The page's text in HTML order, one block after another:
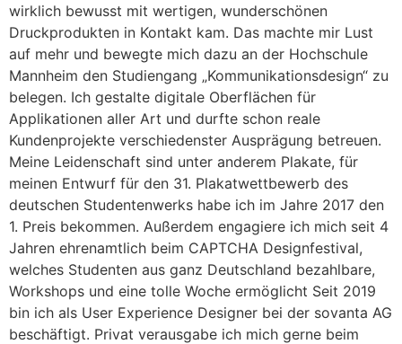
wirklich bewusst mit wertigen, wunderschönen
Druckprodukten in Kontakt kam. Das machte mir Lust
auf mehr und bewegte mich dazu an der Hochschule
Mannheim den Studiengang „Kommunikationsdesign“ zu
belegen. Ich gestalte digitale Oberflächen für
Applikationen aller Art und durfte schon reale
Kundenprojekte verschiedenster Ausprägung betreuen.
Meine Leidenschaft sind unter anderem Plakate, für
meinen Entwurf für den 31. Plakatwettbewerb des
deutschen Studentenwerks habe ich im Jahre 2017 den
1. Preis bekommen. Außerdem engagiere ich mich seit 4
Jahren ehrenamtlich beim CAPTCHA Designfestival,
welches Studenten aus ganz Deutschland bezahlbare,
Workshops und eine tolle Woche ermöglicht Seit 2019
bin ich als User Experience Designer bei der sovanta AG
beschäftigt. Privat verausgabe ich mich gerne beim